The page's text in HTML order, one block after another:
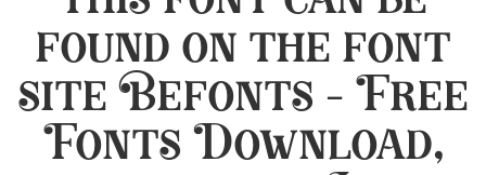
found on the font
site Befonts – Free
Fonts Download,